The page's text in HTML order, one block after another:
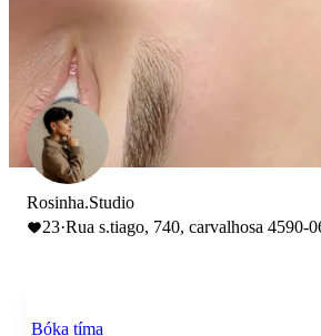
Rosinha.Studio
23·Rua s.tiago, 740, carvalhosa 4590-
Bóka tíma